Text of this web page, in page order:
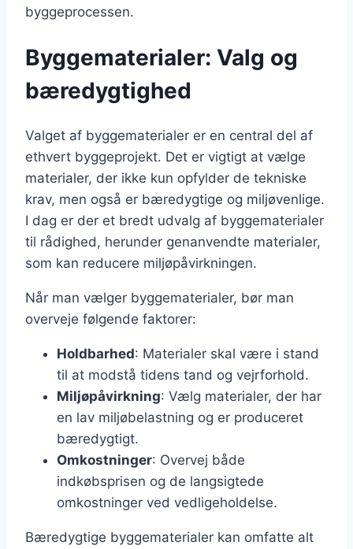
byggeprocessen.
Byggematerialer: Valg og
bæredygtighed
Valget af byggematerialer er en central del af
ethvert byggeprojekt. Det er vigtigt at vælge
materialer, der ikke kun opfylder de tekniske
krav, men også er bæredygtige og miljøvenlige.
I dag er der et bredt udvalg af byggematerialer
til rådighed, herunder genanvendte materialer,
som kan reducere miljøpåvirkningen.
Når man vælger byggematerialer, bør man
overveje følgende faktorer:
Holdbarhed: Materialer skal være i stand
til at modstå tidens tand og vejrforhold.
Miljøpåvirkning: Vælg materialer, der har
en lav miljøbelastning og er produceret
bæredygtigt.
Omkostninger: Overvej både
indkøbsprisen og de langsigtede
omkostninger ved vedligeholdelse.
Bæredygtige byggematerialer kan omfatte alt